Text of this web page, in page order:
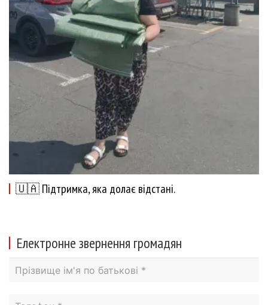
🇺🇦 Підтримка, яка долає відстані.
Електронне звернення громадян